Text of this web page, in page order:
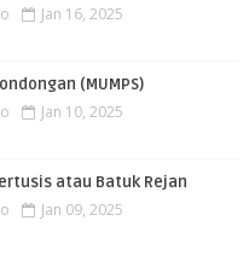
Jan 16, 2025
(MUMPS)
Jan 10, 2025
atau Batuk Rejan
Jan 09, 2025